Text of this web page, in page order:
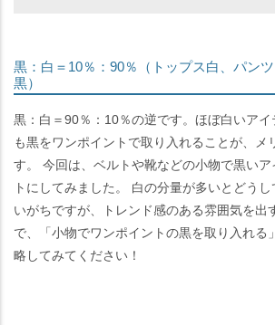
黒：白＝10％：90％（トップス白、パン
黒）
黒：白＝90％：10％の逆です。ほぼ白いアイ
も黒をワンポイントで取り入れることが、メ
す。 今回は、ベルトや靴などの小物で黒い
トにしてみました。 白の分量が多いとどう
いがちですが、トレンド感のある雰囲気を出
で、「小物でワンポイントの黒を取り入れる
略してみてください！